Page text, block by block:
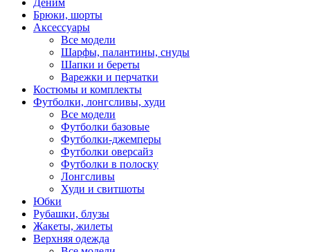
Деним
Брюки, шорты
Аксессуары
Все модели
Шарфы, палантины, снуды
Шапки и береты
Варежки и перчатки
Костюмы и комплекты
Футболки, лонгсливы, худи
Все модели
Футболки базовые
Футболки-джемперы
Футболки оверсайз
Футболки в полоску
Лонгсливы
Худи и свитшоты
Юбки
Рубашки, блузы
Жакеты, жилеты
Верхняя одежда